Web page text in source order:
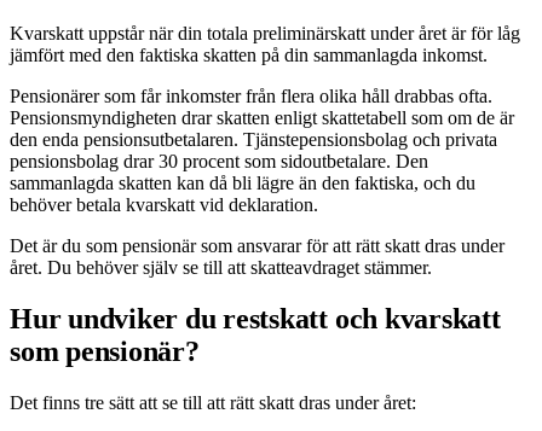
Kvarskatt uppstår när din totala preliminärskatt under året är för låg
jämfört med den faktiska skatten på din sammanlagda inkomst.
Pensionärer som får inkomster från flera olika håll drabbas ofta.
Pensionsmyndigheten drar skatten enligt skattetabell som om de är
den enda pensionsutbetalaren. Tjänstepensionsbolag och privata
pensionsbolag drar 30 procent som sidoutbetalare. Den
sammanlagda skatten kan då bli lägre än den faktiska, och du
behöver betala kvarskatt vid deklaration.
Det är du som pensionär som ansvarar för att rätt skatt dras under
året. Du behöver själv se till att skatteavdraget stämmer.
Hur undviker du restskatt och kvarskatt
som pensionär?
Det finns tre sätt att se till att rätt skatt dras under året: